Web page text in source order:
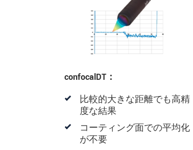
confocalDT：
比較的大きな距離でも高精
度な結果
コーティング面での平均化
が不要